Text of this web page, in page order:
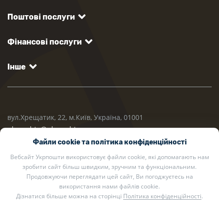
Поштові послуги
Фінансові послуги
Інше
вул.Хрещатик, 22, м.Київ, Україна, 01001
ukrposhta@ukrposhta.ua
Файли cookie та політика конфіденційності
Вебсайт Укрпошти використовує файли cookie, які допомагають нам
зробити сайт більш швидким, зручним та функціональним.
Продовжуючи переглядати цей сайт, Ви погоджуєтесь на
використання нами файлів cookie.
Дізнатися більше можна на сторінці Політика конфіденційності.